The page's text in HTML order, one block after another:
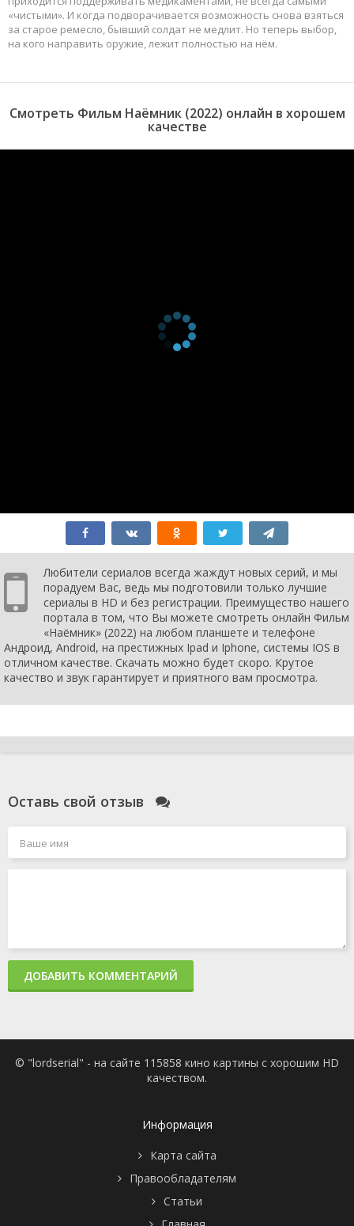
«чистыми». И когда подворачивается возможность снова взяться
за старое ремесло, бывший солдат не медлит. Но теперь выбор,
на кого направить оружие, лежит полностью на нём.
Смотреть Фильм Наёмник (2022) онлайн в хорошем
качестве
Любители сериалов всегда жаждут новых серий, и мы
порадуем Вас, ведь мы подготовили только лучшие
сериалы в HD и без регистрации. Преимущество нашего
портала в том, что Вы можете смотреть онлайн Фильм
«Наёмник» (2022) на любом планшете и телефоне
Андроид, Android, на престижных Ipad и Iphone, системы IOS в
отличном качестве. Скачать можно будет скоро. Крутое
качество и звук гарантирует и приятного вам просмотра.
Оставь свой отзыв
ДОБАВИТЬ КОММЕНТАРИЙ
© "lordserial" - на сайте 115858 кино картины с хорошим HD
качеством.
Информация
Карта сайта
Правообладателям
Статьи